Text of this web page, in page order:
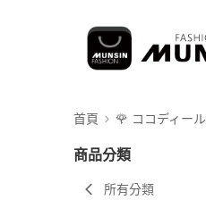
首頁 🌹 ココディール
商品分類
所有分類